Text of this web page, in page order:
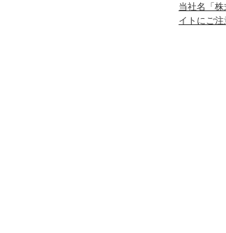
当社名「
イトにご